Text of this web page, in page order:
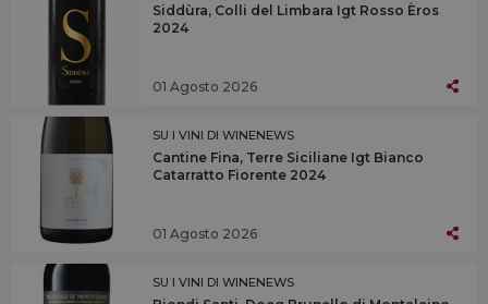
Siddùra, Colli del Limbara Igt Rosso Èros
2024
01 Agosto 2026
SU I VINI DI WINENEWS
Cantine Fina, Terre Siciliane Igt Bianco
Catarratto Fiorente 2024
01 Agosto 2026
SU I VINI DI WINENEWS